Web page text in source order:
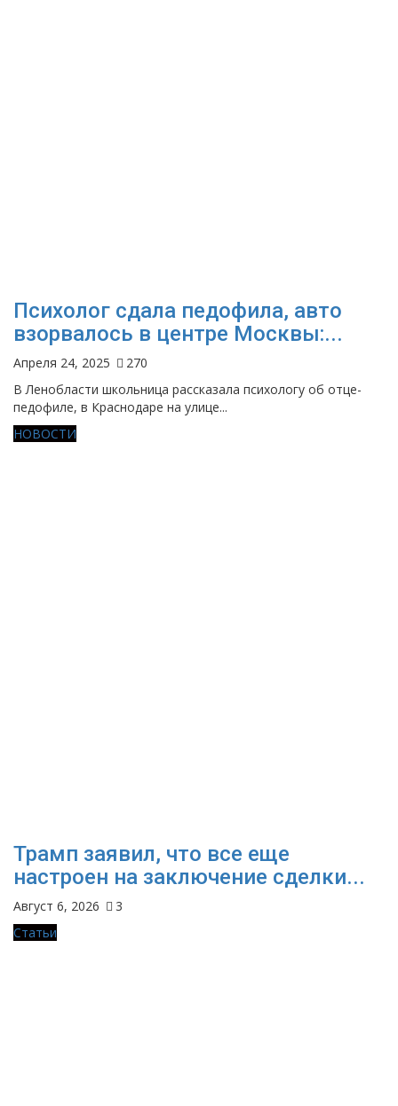
Психолог сдала педофила, авто
взорвалось в центре Москвы:...
Апреля 24, 2025
270
В Ленобласти школьница рассказала психологу об отце-
педофиле, в Краснодаре на улице...
НОВОСТИ
Трамп заявил, что все еще
настроен на заключение сделки...
Август 6, 2026
3
Статьи